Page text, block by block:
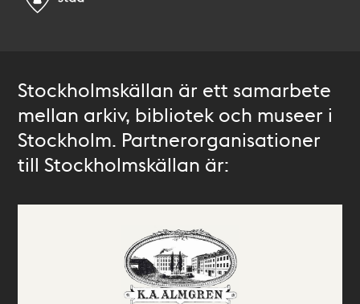
Stockholmskällan är ett samarbete
mellan arkiv, bibliotek och museer i
Stockholm. Partnerorganisationer
till Stockholmskällan är: